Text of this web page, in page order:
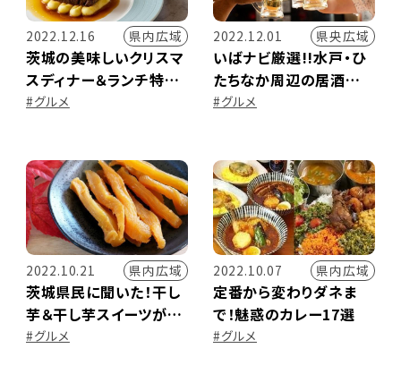
2022.12.16 県内広域
茨城の美味しいクリスマ
スディナー＆ランチ特集
2022
#グルメ
2022.12.01 県央広域
いばナビ厳選!!水戸・ひ
たちなか周辺の居酒屋・
レストラン★
#グルメ
2022.10.21 県内広域
茨城県民に聞いた！干し
芋＆干し芋スイーツが買
えるお店
#グルメ
2022.10.07 県内広域
定番から変わりダネま
で！魅惑のカレー17選
#グルメ